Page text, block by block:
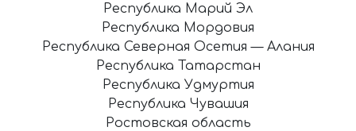
Республика Марий Эл
Республика Мордовия
Республика Северная Осетия — Алания
Республика Татарстан
Республика Удмуртия
Республика Чувашия
Ростовская область